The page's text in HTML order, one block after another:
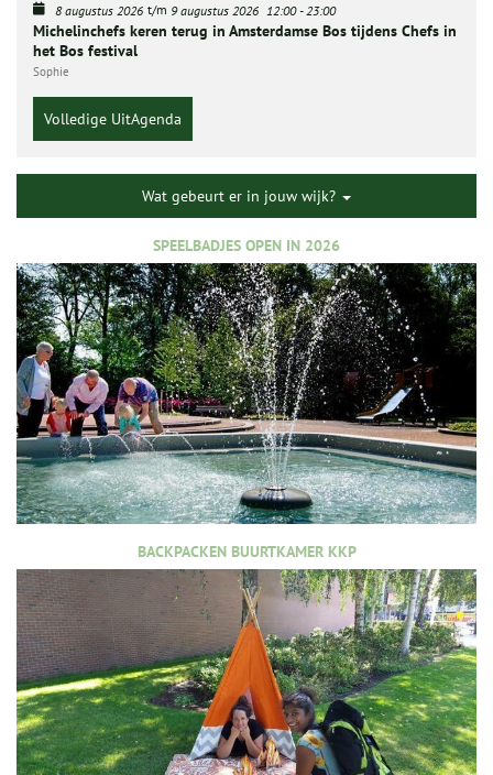
8 augustus 2026 t/m 9 augustus 2026 12:00-23:00
Michelinchefs keren terug in Amsterdamse Bos tijdens Chefs in
het Bos festival
Sophie
Volledige UitAgenda
Wat gebeurt er in jouw wijk?
SPEELBADJES OPEN IN 2026
BACKPACKEN BUURTKAMER KKP